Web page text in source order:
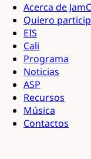
Acerca de
Quiero
EIS
Cali
Programa
Noticias
ASP
Recursos
Música
Contactos